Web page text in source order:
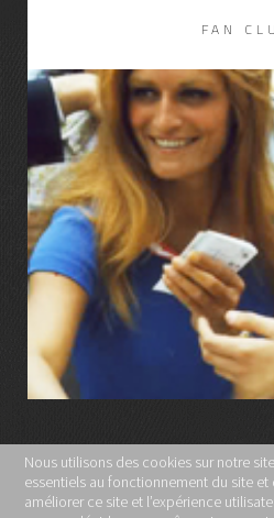
FAN
LIRE LA
MENTIONS
Nous utilisons des cookies sur notre
essentiels au fonctionnement du site et
améliorer ce site et l’expérience